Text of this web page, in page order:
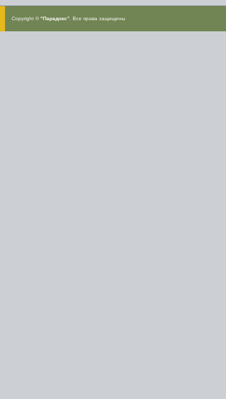
Copyright ©"Парадокс” . Все права защищены